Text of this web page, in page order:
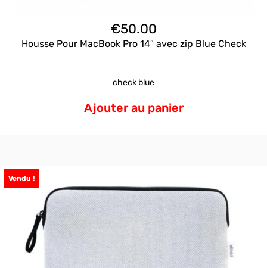
€50.00
Housse Pour MacBook Pro 14″ avec zip Blue Check
check blue
Ajouter au panier
Vendu !